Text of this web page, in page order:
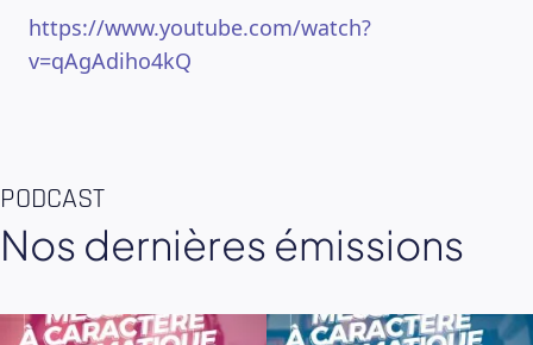
https://www.youtube.com/watch?
v=qAgAdiho4kQ
PODCAST
Nos dernières émissions